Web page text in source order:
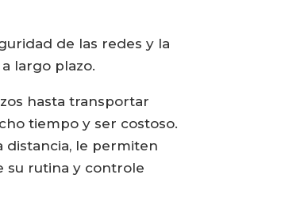
de las redes y la
largo plazo.
hasta transportar
tiempo y ser costoso.
distancia, le permiten
su rutina y controle